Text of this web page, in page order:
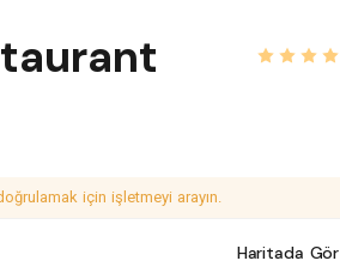
için işletmeyi arayın.
Haritada Gör